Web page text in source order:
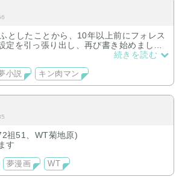
としたことから、10年以上前にフォレス
定を引っ張り出し、再び書き始めまし
も。それでもよろしければお立ち寄りく
続きを読む
小説 キン肉マン
祖51、WT菊地原)
す
夢漫画 WT